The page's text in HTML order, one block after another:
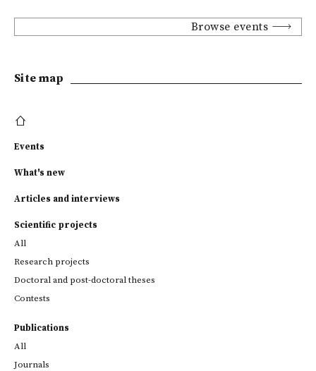
Browse events
Site map
Events
What's new
Articles and interviews
Scientific projects
All
Research projects
Doctoral and post-doctoral theses
Contests
Publications
All
Journals